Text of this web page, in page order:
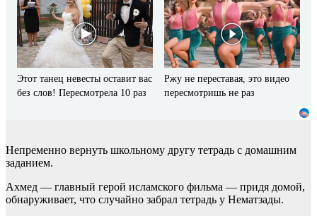
Этот танец невесты оставит вас
без слов! Пересмотрела 10 раз
Ржу не переставая, это видео
пересмотришь не раз
Непременно вернуть школьному другу тетрадь с домашним
заданием.
Ахмед — главный герой исламского фильма — придя домой,
обнаруживает, что случайно забрал тетрадь у Нематзады.